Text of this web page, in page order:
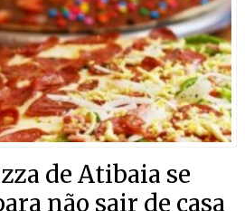
de Atibaia se
não sair de casa